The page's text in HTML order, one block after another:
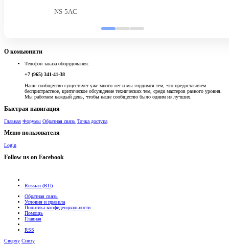
NS-5AC
О комьюнити
Телефон заказа оборудования:
+7 (965) 341-41-38
Наше сообщество существует уже много лет и мы гордимся тем, что предоставляем
беспристрастное, критическое обсуждение технических тем, среди мастеров разного уровня.
Мы работаем каждый день, чтобы наше сообщество было одним из лучших.
Быстрая навигация
Главная Форумы Обратная связь Точка доступа
Меню пользователя
Login
Follow us on Facebook
Russian (RU)
Обратная связь
Условия и правила
Политика конфиденциальности
Помощь
Главная
RSS
Сверху Снизу